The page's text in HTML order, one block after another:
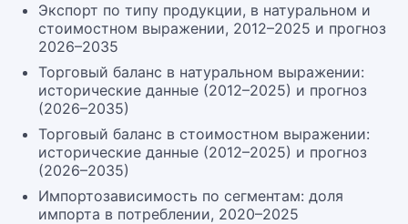
Экспорт по типу продукции, в натуральном и
стоимостном выражении, 2012–2025 и прогноз
2026–2035
Торговый баланс в натуральном выражении:
исторические данные (2012–2025) и прогноз
(2026–2035)
Торговый баланс в стоимостном выражении:
исторические данные (2012–2025) и прогноз
(2026–2035)
Импортозависимость по сегментам: доля
импорта в потреблении, 2020–2025